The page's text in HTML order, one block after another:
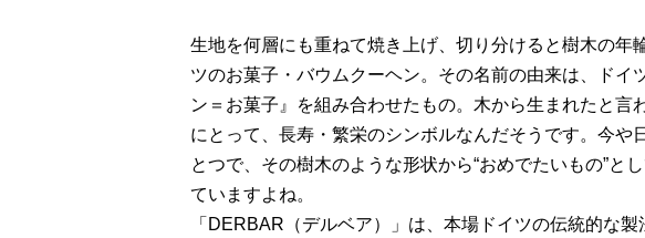
生地を何層にも重ねて焼き上げ、切り分けると樹木の年
ツのお菓子・バウムクーヘン。その名前の由来は、ドイ
ン＝お菓子』を組み合わせたもの。木から生まれたと言
にとって、長寿・繁栄のシンボルなんだそうです。今や
とつで、その樹木のような形状から“おめでたいもの”と
ていますよね。
「DERBAR（デルベア）」は、本場ドイツの伝統的な